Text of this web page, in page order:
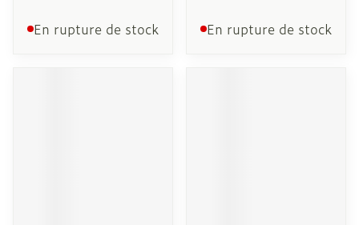
En rupture de stock En rupture de stock